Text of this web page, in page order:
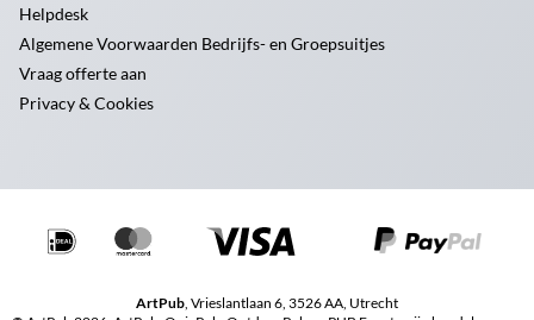
Helpdesk
Algemene Voorwaarden Bedrijfs- en Groepsuitjes
Vraag offerte aan
Privacy & Cookies
ArtPub, Vrieslantlaan 6, 3526 AA, Utrecht